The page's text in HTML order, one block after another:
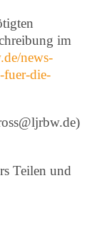
im
news-
fuer-die-
Teilen und